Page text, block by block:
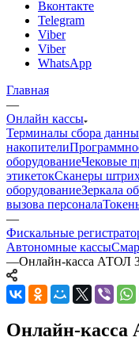
Вконтакте
Telegram
Viber
Viber
WhatsApp
Главная
—
Онлайн кассы
Терминалы сбора
накопители
оборудованиеЧековые
этикетокСканеры
оборудованиеЗеркала
вызова персонала
—
Фискальные
Автономные кассы
—Онлайн-касса АТОЛ
Онлайн-